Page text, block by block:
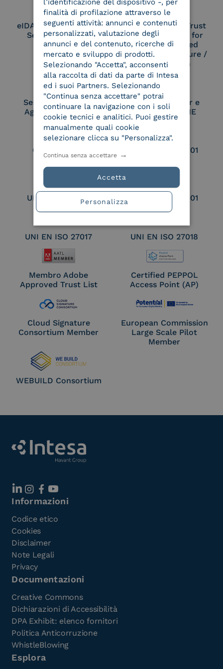
eIDAS Qualified Trust
Service Provider
eIDAS Qualified Trust
Service Provider for
Remote Qualified
Electronic Signature /
Seal Creation
Service Provider e
Aggregatore SPID
Service Provider e
Aggregatore CIE
Conservatore
qualificato
UNI EN ISO 37001
UNI EN ISO 9001 UNI EN ISO 27001
UNI EN ISO 27017 UNI EN ISO 27018
Membro Adobe
Approved Trust List
Certified PEPPOL
Access Point (AP)
Cloud Signature
Consortium Member
European Commission
Large Scale Pilot
Member
WEBUILD Consortium
Informazioni
Codice etico
Cookies
Disclaimer
Note Legali
Privacy
Documentazioni
Creative Commons
Dichiarazioni di Accessibilità
DPA Exhibit: elenco fornitori
Politica Anticorruzione
WhistleBlowing
Esplora
l’identificazione del dispositivo -, per
finalità di profilazione attraverso le
seguenti attività: annunci e contenuti
personalizzati, valutazione degli
annunci e del contenuto, ricerche di
mercato e sviluppo di prodotti.
Selezionando "Accetta", acconsenti
alla raccolta di dati da parte di Intesa
ed i suoi Partners. Selezionando
"Continua senza accettare" potrai
continuare la navigazione con i soli
cookie tecnici e analitici. Puoi gestire
manualmente quali cookie
selezionare clicca su "Personalizza".
Accetta
Continua senza accettare
Personalizza